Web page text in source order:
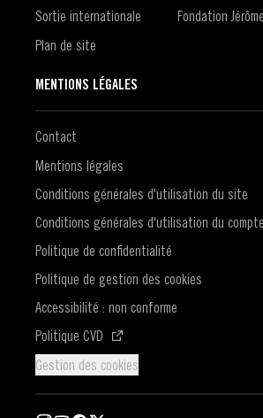
Sortie internationale
Plan de site
Fondation
MENTIONS LÉGALES
Contact
Mentions légales
Conditions générales d'utilisation du site
Conditions générales d'utilisation du
Politique de confidentialité
Politique de gestion des cookies
Accessibilité : non conforme
Politique CVD (S'ouvre dans une nouvelle
Gestion des cookies